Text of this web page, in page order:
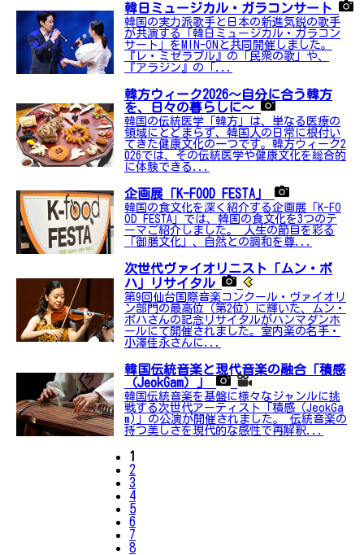
韓日ミュージカル・ガラコンサート
韓国の実力派歌手と日本の新進気鋭の歌手
が共演する「韓日ミュージカル・ガラコン
サート」をMIN-ONと共同開催しました。
『レ・ミゼラブル』の「民衆の歌」や、
『アラジン』の「...
韓方ウィーク2026～自分に合う韓方
を、日々の暮らしに～
韓国の伝統医学「韓方」は、単なる医療の
領域にとどまらず、韓国人の日常に根付い
てきた健康文化の一つです。韓方ウィーク2
026では、その伝統医学や健康文化を総合的
に体験できる...
企画展「K-FOOD FESTA」
韓国の食文化を深く紹介する企画展「K-FO
OD FESTA」では、韓国の食文化を3つのテ
ーマご紹介しました。 人生の節目を彩る
「御膳文化」、自然との調和を尊...
次世代ヴァイオリニスト「ムン・ボ
ハ」リサイタル
第9回仙台国際音楽コンクール・ヴァイオリ
ン部門の最高位（第2位）に輝いた、ムン・
ボハさんの記念リサイタルがハンマダンホ
ールにて開催されました。室内楽の名手・
小澤佳永さんに...
韓国伝統音楽と現代音楽の融合「積感
（JeokGam）」
韓国伝統音楽を基盤に様々なジャンルに挑
戦する次世代アーティスト「積感（JeokGa
m)」の公演が開催されました。 伝統音楽の
持つ美しさを現代的な感性で再解釈...
1
2
3
4
5
6
7
8